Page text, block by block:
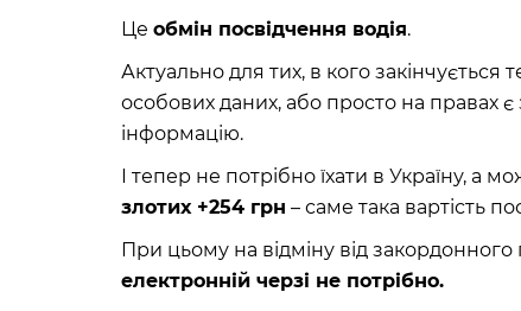
Це обмін посвідчення водія.
Актуально для тих, в кого закінчується
особових даних, або просто на правах є
інформацію.
І тепер не потрібно їхати в Україну, а
злотих +254 грн – саме така вартість
При цьому на відміну від закордонного
електронній черзі не потрібно.